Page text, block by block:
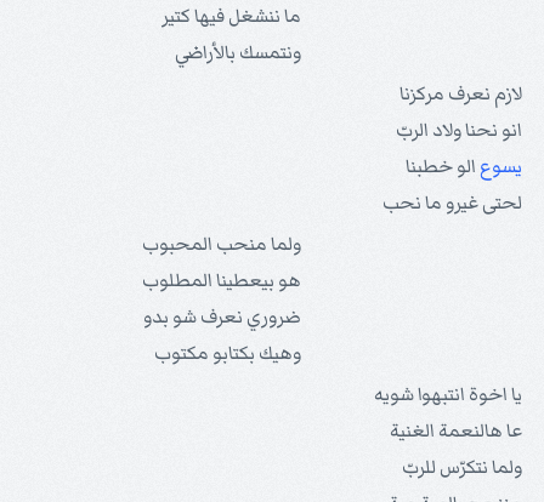
ما ننشغل فيها كتير
ونتمسك بالأراضي
لازم نعرف مركزنا
انو نحنا ولاد الربّ
يسوع الو خطبنا
لحتى غيرو ما نحب
ولما منحب المحبوب
هو بيعطينا المطلوب
ضروري نعرف شو بدو
وهيك بكتابو مكتوب
يا اخوة انتبهوا شويه
عا هالنعمة الغنية
ولما نتكرّس للربّ